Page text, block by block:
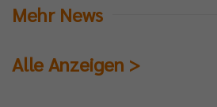
Mehr News
Alle Anzeigen >